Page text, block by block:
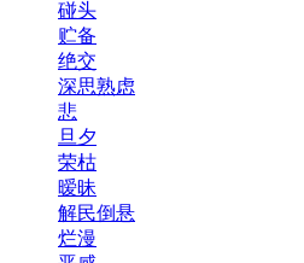
碰头
贮备
绝交
深思熟虑
悲
旦夕
荣枯
暧昧
解民倒悬
烂漫